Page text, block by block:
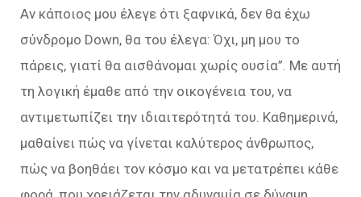
Αν κάποιος μου έλεγε ότι ξαφνικά, δεν θα έχω
σύνδρομο Down, θα του έλεγα: Όχι, μη μου το
πάρεις, γιατί θα αισθάνομαι χωρίς ουσία”. Με αυτή
τη λογική έμαθε από την οικογένεια του, να
αντιμετωπίζει την ιδιαιτερότητά του. Καθημερινά,
μαθαίνει πώς να γίνεται καλύτερος άνθρωπος,
πώς να βοηθάει τον κόσμο και να μετατρέπει κάθε